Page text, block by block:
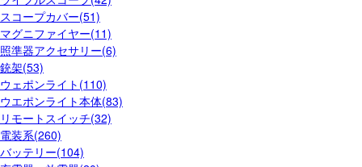
スコープカバー(51)
マグニファイヤー(11)
照準器アクセサリー(6)
銃架(53)
ウェポンライト(110)
ウエポンライト本体(83)
リモートスイッチ(32)
電装系(260)
バッテリー(104)